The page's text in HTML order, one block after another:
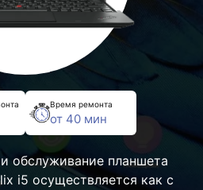
Время ремонта
от 40 мин
обслуживание планшета
i5 осуществляется как с